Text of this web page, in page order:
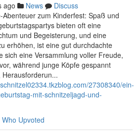
ago News
Discuss
zum Kinderfest: Spaß und
bieten oft eine
und Begeisterung, und eine
erhöhen, ist eine gut durchdachte
sich eine Versammlung voller Freude,
während junge Köpfe gespannt
Herausforderun...
27308340/ein-
mit-schnitzeljagd-und-
Who Upvoted